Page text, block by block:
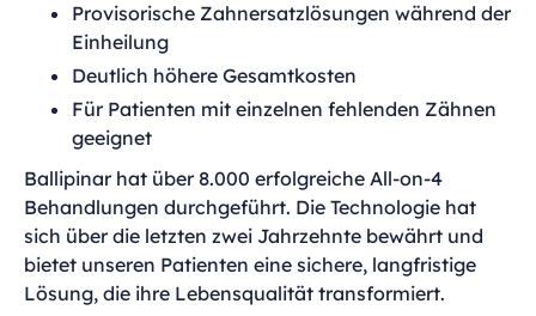
Provisorische Zahnersatzlösungen während der
Einheilung
Deutlich höhere Gesamtkosten
Für Patienten mit einzelnen fehlenden Zähnen
geeignet
Ballipinar hat über 8.000 erfolgreiche All-on-4
Behandlungen durchgeführt. Die Technologie hat
sich über die letzten zwei Jahrzehnte bewährt und
bietet unseren Patienten eine sichere, langfristige
Lösung, die ihre Lebensqualität transformiert.